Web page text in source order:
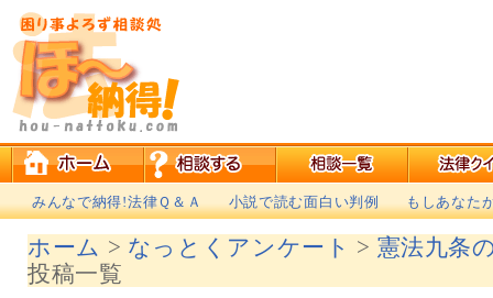
みんなで納得!法律Ｑ＆Ａ 小説で読む面白い判例 もしあなた
ホーム > なっとくアンケート > 憲法九条
投稿一覧